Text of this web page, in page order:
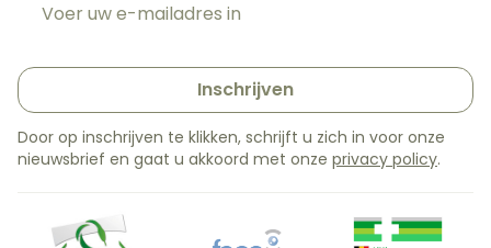
Inschrijven
Door op inschrijven te klikken, schrijft u zich in voor onze
nieuwsbrief en gaat u akkoord met onze privacy policy.